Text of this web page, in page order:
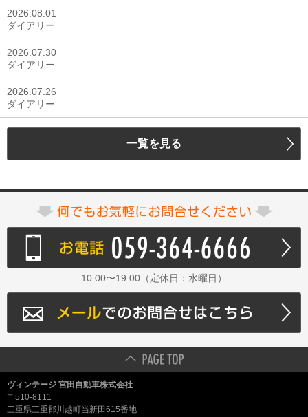
2026.08.01
ダイアリー
2026.07.30
ダイアリー
2026.07.26
ダイアリー
一覧を見る
10:00〜19:00（定休日：水曜日）
ヴィンテージ 宮田自動車株式会社
〒510-8111
三重県三重郡川越町当新田615番地